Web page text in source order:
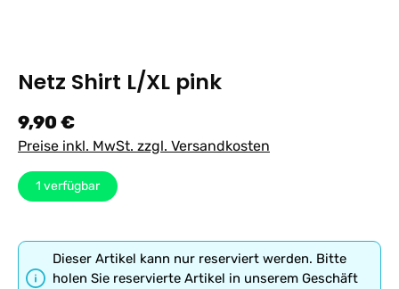
Netz Shirt L/XL pink
Regulärer Preis:
9,90 €
Preise inkl. MwSt. zzgl. Versandkosten
1 verfügbar
Dieser Artikel kann nur reserviert werden. Bitte
holen Sie reservierte Artikel in unserem Geschäft